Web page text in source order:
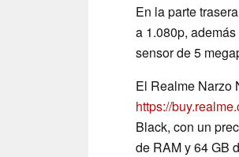
En la parte
a 1.080p,
sensor de 5
El Realme Narzo
https://
Black, con un
de RAM y 64 GB